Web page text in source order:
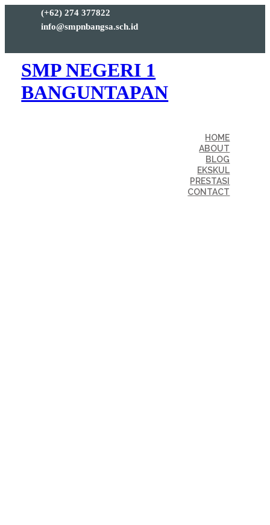
(+62) 274 377822
info@smpnbangsa.sch.id
SMP NEGERI 1
BANGUNTAPAN
HOME
ABOUT
BLOG
EKSKUL
PRESTASI
CONTACT